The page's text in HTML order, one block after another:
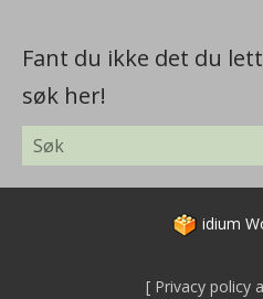
Fant du ikke det du
søk her!
idium
Privacy policy